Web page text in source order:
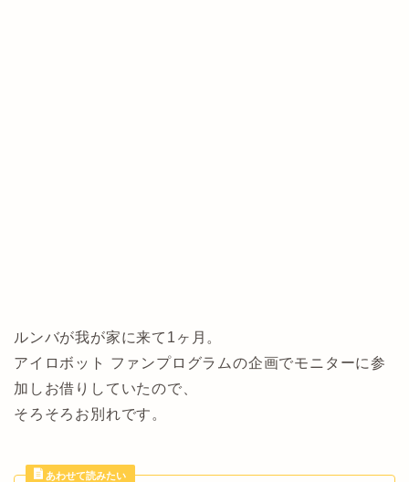
ルンバが我が家に来て1ヶ月。
アイロボット ファンプログラムの企画でモニターに参
加しお借りしていたので、
そろそろお別れです。